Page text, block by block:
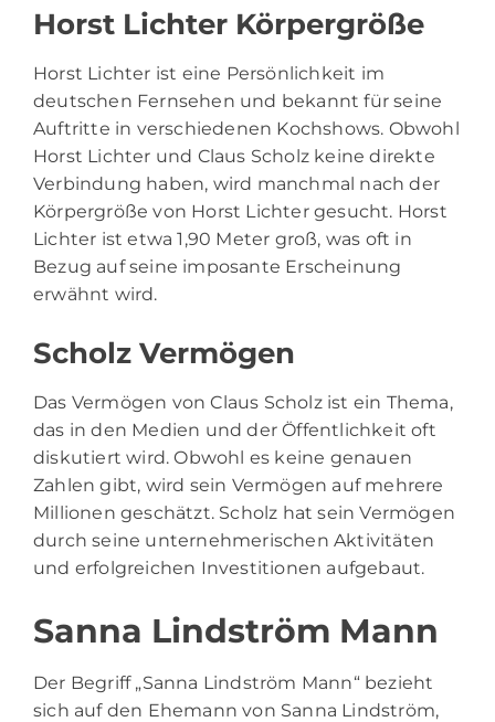
Horst Lichter Körpergröße
Horst Lichter ist eine Persönlichkeit im
deutschen Fernsehen und bekannt für seine
Auftritte in verschiedenen Kochshows. Obwohl
Horst Lichter und Claus Scholz keine direkte
Verbindung haben, wird manchmal nach der
Körpergröße von Horst Lichter gesucht. Horst
Lichter ist etwa 1,90 Meter groß, was oft in
Bezug auf seine imposante Erscheinung
erwähnt wird.
Scholz Vermögen
Das Vermögen von Claus Scholz ist ein Thema,
das in den Medien und der Öffentlichkeit oft
diskutiert wird. Obwohl es keine genauen
Zahlen gibt, wird sein Vermögen auf mehrere
Millionen geschätzt. Scholz hat sein Vermögen
durch seine unternehmerischen Aktivitäten
und erfolgreichen Investitionen aufgebaut.
Sanna Lindström Mann
Der Begriff „Sanna Lindström Mann“ bezieht
sich auf den Ehemann von Sanna Lindström,